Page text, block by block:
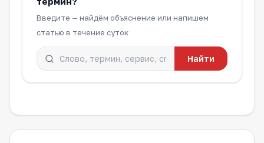
Введите — найдём объяснение или напишем
статью в течение суток
Найти